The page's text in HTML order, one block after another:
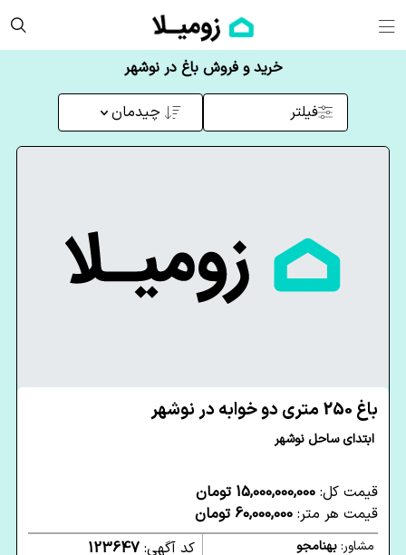
خرید و فروش باغ در نوشهر
فیلتر چیدمان
باغ 250 متری دو خوابه در نوشهر
ابتدای ساحل نوشهر
قیمت کل: 15,000,000,000 تومان
قیمت هر متر: 60,000,000 تومان
مشاور:بهنامجو
کد آگهی: 123647